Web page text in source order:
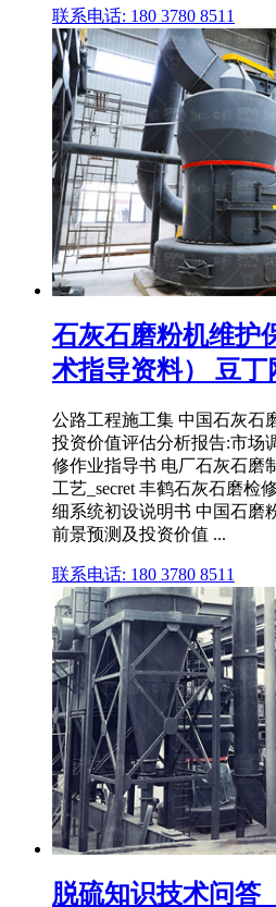
联系电话: 180 3780 8511
石灰石磨粉机维护
术指导资料） 豆丁
公路工程施工集 中国石灰石
投资价值评估分析报告:市场
修作业指导书 电厂石灰石磨
工艺_secret 丰鹤石灰石磨检
细系统初设说明书 中国石磨
前景预测及投资价值 ...
联系电话: 180 3780 8511
脱硫知识技术问答